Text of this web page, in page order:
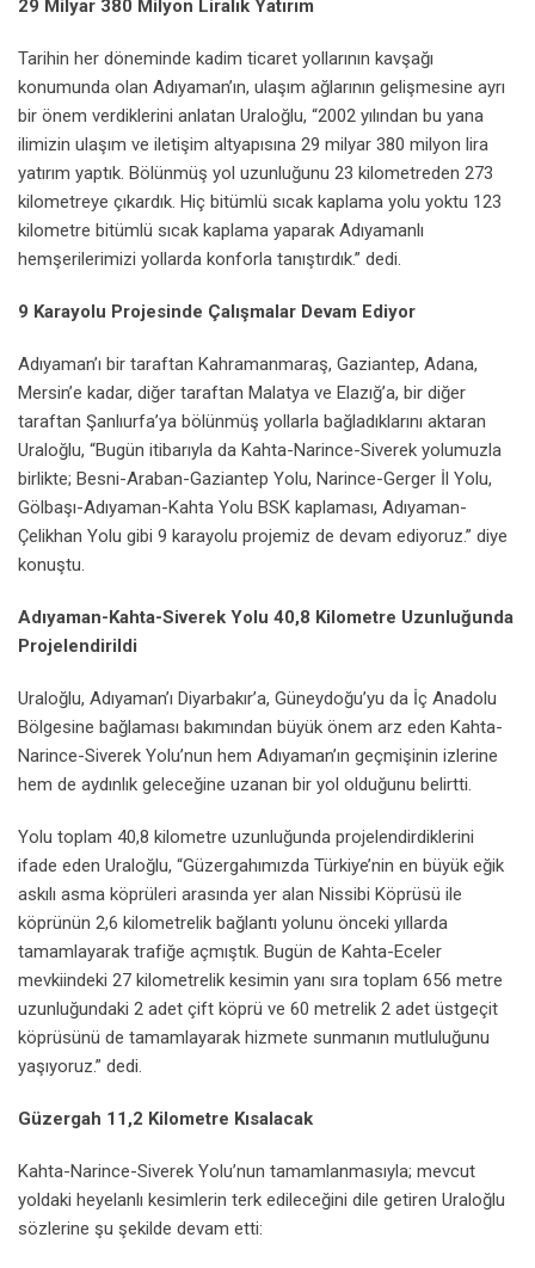
29 Milyar 380 Milyon Liralık Yatırım
Tarihin her döneminde kadim ticaret yollarının kavşağı
konumunda olan Adıyaman’ın, ulaşım ağlarının gelişmesine ayrı
bir önem verdiklerini anlatan Uraloğlu, “2002 yılından bu yana
ilimizin ulaşım ve iletişim altyapısına 29 milyar 380 milyon lira
yatırım yaptık. Bölünmüş yol uzunluğunu 23 kilometreden 273
kilometreye çıkardık. Hiç bitümlü sıcak kaplama yolu yoktu 123
kilometre bitümlü sıcak kaplama yaparak Adıyamanlı
hemşerilerimizi yollarda konforla tanıştırdık.” dedi.
9 Karayolu Projesinde Çalışmalar Devam Ediyor
Adıyaman’ı bir taraftan Kahramanmaraş, Gaziantep, Adana,
Mersin’e kadar, diğer taraftan Malatya ve Elazığ’a, bir diğer
taraftan Şanlıurfa’ya bölünmüş yollarla bağladıklarını aktaran
Uraloğlu, “Bugün itibarıyla da Kahta-Narince-Siverek yolumuzla
birlikte; Besni-Araban-Gaziantep Yolu, Narince-Gerger İl Yolu,
Gölbaşı-Adıyaman-Kahta Yolu BSK kaplaması, Adıyaman-
Çelikhan Yolu gibi 9 karayolu projemiz de devam ediyoruz.” diye
konuştu.
Adıyaman-Kahta-Siverek Yolu 40,8 Kilometre Uzunluğunda
Projelendirildi
Uraloğlu, Adıyaman’ı Diyarbakır’a, Güneydoğu’yu da İç Anadolu
Bölgesine bağlaması bakımından büyük önem arz eden Kahta-
Narince-Siverek Yolu’nun hem Adıyaman’ın geçmişinin izlerine
hem de aydınlık geleceğine uzanan bir yol olduğunu belirtti.
Yolu toplam 40,8 kilometre uzunluğunda projelendirdiklerini
ifade eden Uraloğlu, “Güzergahımızda Türkiye’nin en büyük eğik
askılı asma köprüleri arasında yer alan Nissibi Köprüsü ile
köprünün 2,6 kilometrelik bağlantı yolunu önceki yıllarda
tamamlayarak trafiğe açmıştık. Bugün de Kahta-Eceler
mevkiindeki 27 kilometrelik kesimin yanı sıra toplam 656 metre
uzunluğundaki 2 adet çift köprü ve 60 metrelik 2 adet üstgeçit
köprüsünü de tamamlayarak hizmete sunmanın mutluluğunu
yaşıyoruz.” dedi.
Güzergah 11,2 Kilometre Kısalacak
Kahta-Narince-Siverek Yolu’nun tamamlanmasıyla; mevcut
yoldaki heyelanlı kesimlerin terk edileceğini dile getiren Uraloğlu
sözlerine şu şekilde devam etti: